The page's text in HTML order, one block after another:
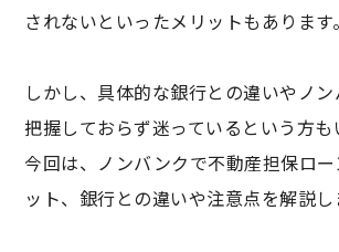
されないといったメリットもあります。
しかし、具体的な銀行との違いやノ
把握しておらず迷っているという方も
今回は、ノンバンクで不動産担保ロー
ット、銀行との違いや注意点を解説し